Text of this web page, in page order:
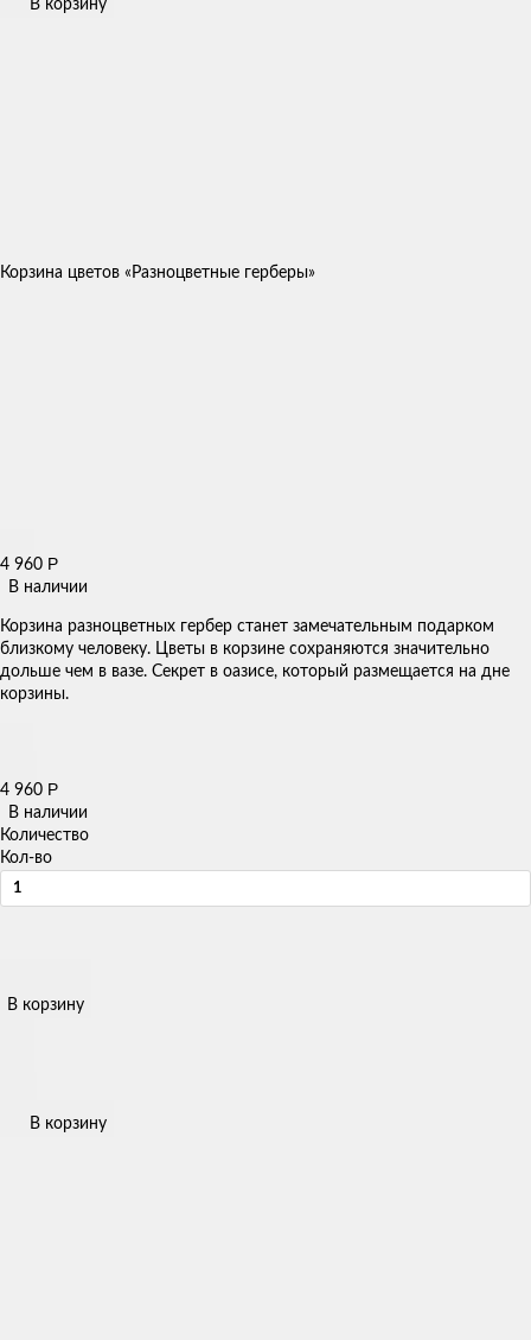
В корзину
Корзина цветов «Разноцветные герберы»
4 960 Р
В наличии
Корзина разноцветных гербер станет замечательным подарком
близкому человеку. Цветы в корзине сохраняются значительно
дольше чем в вазе. Секрет в оазисе, который размещается на дне
корзины.
4 960 Р
В наличии
Количество
Кол-во
В корзину
В корзину